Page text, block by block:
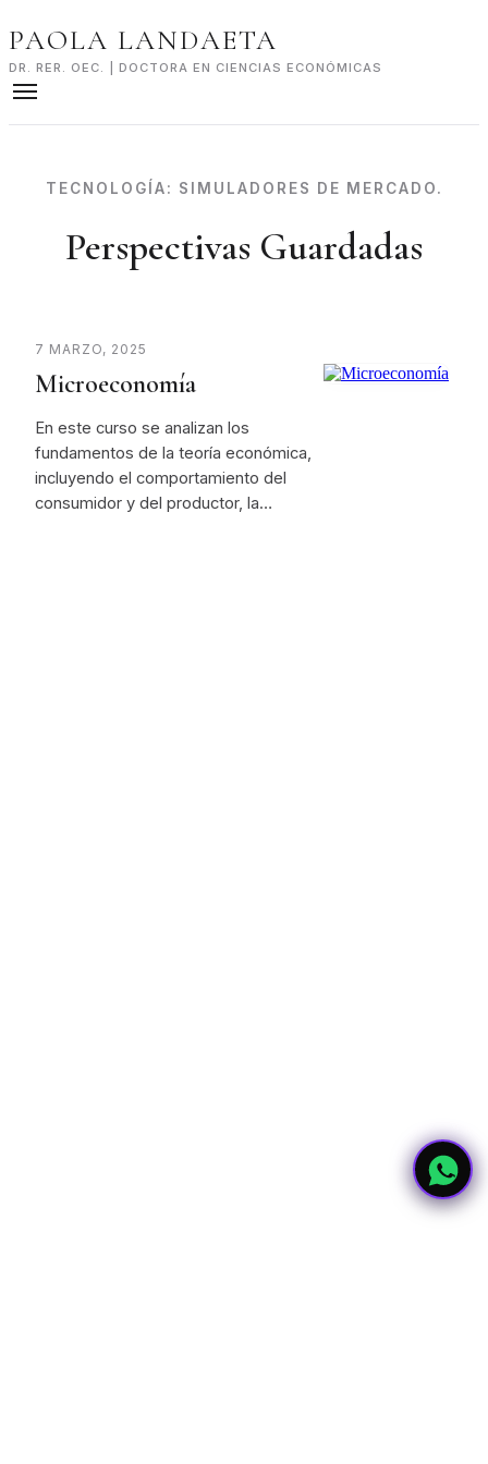
to
PAOLA LANDAETA
DR. RER. OEC. | DOCTORA EN CIENCIAS ECONÓMICAS
TECNOLOGÍA: SIMULADORES DE MERCADO.
Perspectivas Guardadas
7 MARZO, 2025
Microeconomía
En este curso se analizan los
fundamentos de la teoría económica,
incluyendo el comportamiento del
consumidor y del productor, la…